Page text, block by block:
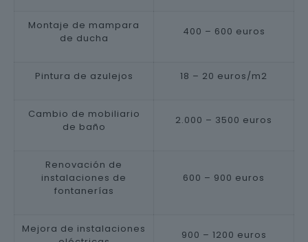
Montaje de mampara
de ducha
400 – 600 euros
Pintura de azulejos 18 – 20 euros/m2
Cambio de mobiliario
de baño
2.000 – 3500 euros
Renovación de
instalaciones de
fontanerías
600 – 900 euros
Mejora de instalaciones
900 – 1200 euros